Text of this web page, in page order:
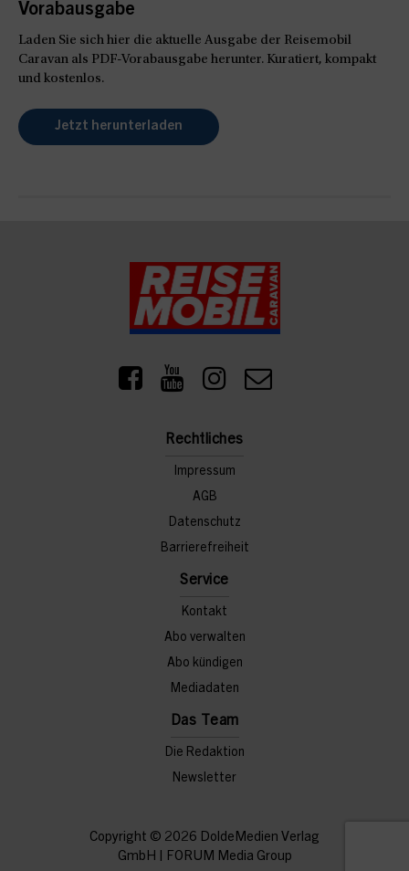
Vorabausgabe
Laden Sie sich hier die aktuelle Ausgabe der Reisemobil
Caravan als PDF-Vorabausgabe herunter. Kuratiert, kompakt
und kostenlos.
Jetzt herunterladen
Rechtliches
Impressum
AGB
Datenschutz
Barrierefreiheit
Service
Kontakt
Abo verwalten
Abo kündigen
Mediadaten
Das Team
Die Redaktion
Newsletter
Copyright © 2026 DoldeMedien Verlag
GmbH
FORUM Media Group